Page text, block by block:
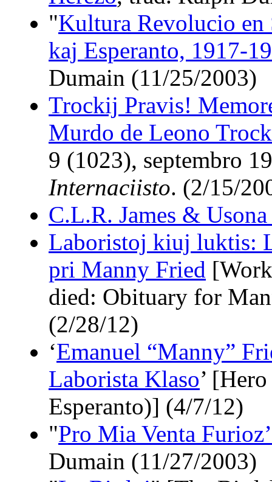
"Kultura Revolucio
kaj Esperanto, 1917-
Dumain (11/25/2003)
Trockij Pravis!
Murdo de Leono
9 (1023), septembro
Internaciisto. (2/15/
C.L.R. James &
Laboristoj kiuj luktis:
pri Manny Fried
died: Obituary for
(2/28/12)
‘Emanuel “Manny”
Laborista Klaso’
Esperanto)] (4/7/12)
"Pro Mia Venta Furioz’
Dumain (11/27/2003)